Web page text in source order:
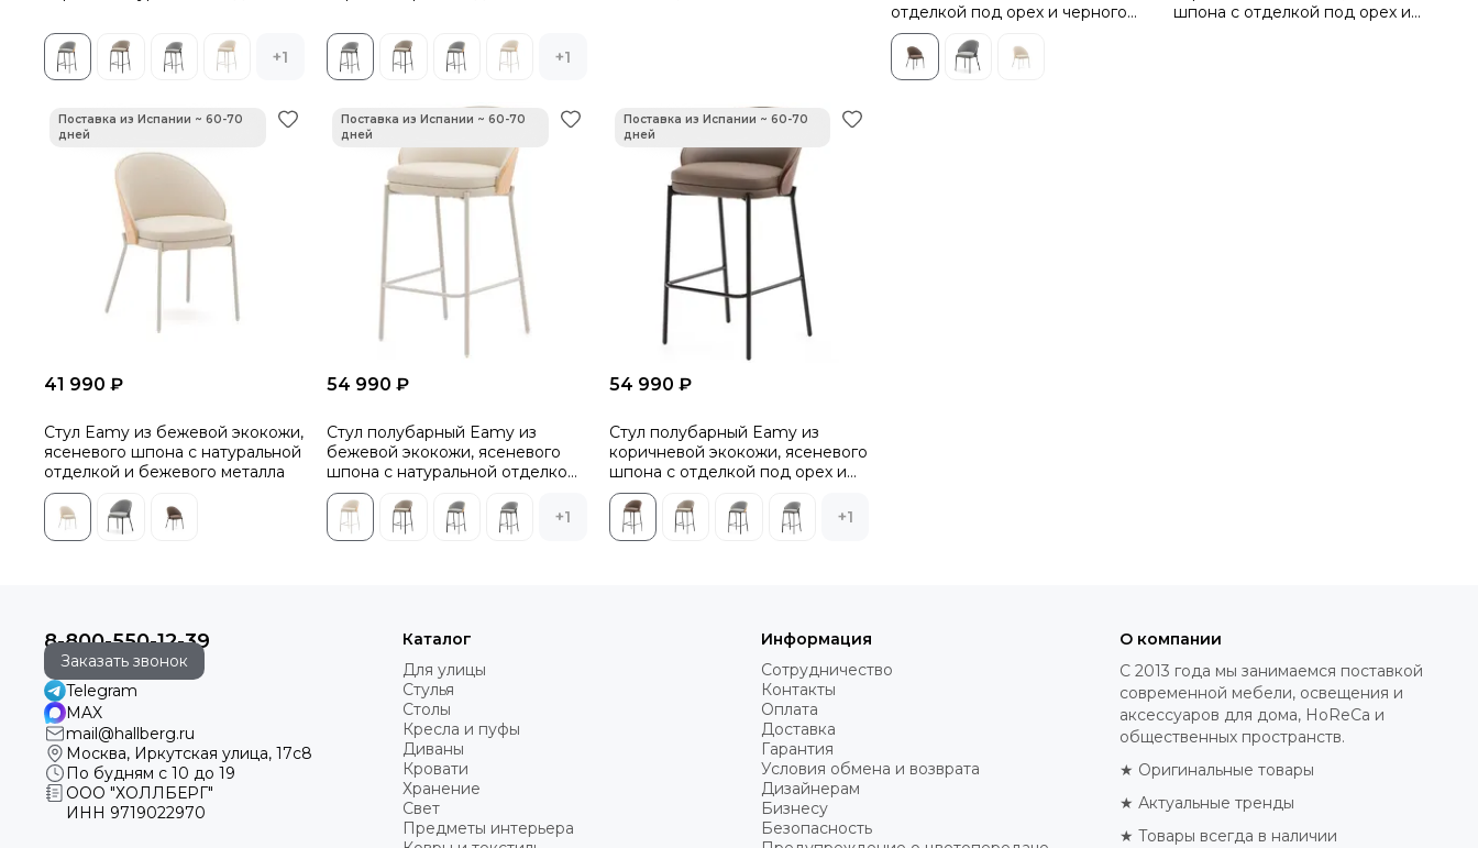
+1 +1
отделкой под орех и черного
металла
шпона с отделкой под орех и
41 990 ₽
Стул Eamy из бежевой экокожи,
ясеневого шпона с натуральной
отделкой и бежевого металла
54 990 ₽
Стул полубарный Eamy из
бежевой экокожи, ясеневого
шпона с натуральной отделкой
и бежевого металла
+1
54 990 ₽
Стул полубарный Eamy из
коричневой экокожи, ясеневого
шпона с отделкой под орех и
черного металла
+1
8-800-550-12-39
Заказать звонок
Telegram
MAX
mail@hallberg.ru
Москва, Иркутская улица, 17с8
По будням с 10 до 19
ООО "ХОЛЛБЕРГ"
ИНН 9719022970
Каталог
Для улицы
Стулья
Столы
Кресла и пуфы
Диваны
Кровати
Хранение
Свет
Предметы интерьера
Информация
Сотрудничество
Контакты
Оплата
Доставка
Гарантия
Условия обмена и возврата
Дизайнерам
Бизнесу
Безопасность
О компании
С 2013 года мы занимаемся поставкой
современной мебели, освещения и
аксессуаров для дома, HoReCa и
общественных пространств.
★ Оригинальные товары
★ Актуальные тренды
★ Товары всегда в наличии